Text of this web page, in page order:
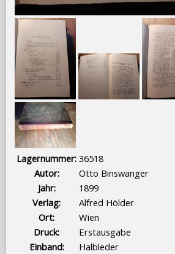
Lagernummer: 36518
Autor:
Otto Binswanger
Jahr:
1899
Verlag:
Alfred Hölder
Ort:
Wien
Druck:
Erstausgabe
Einband:
Halbleder